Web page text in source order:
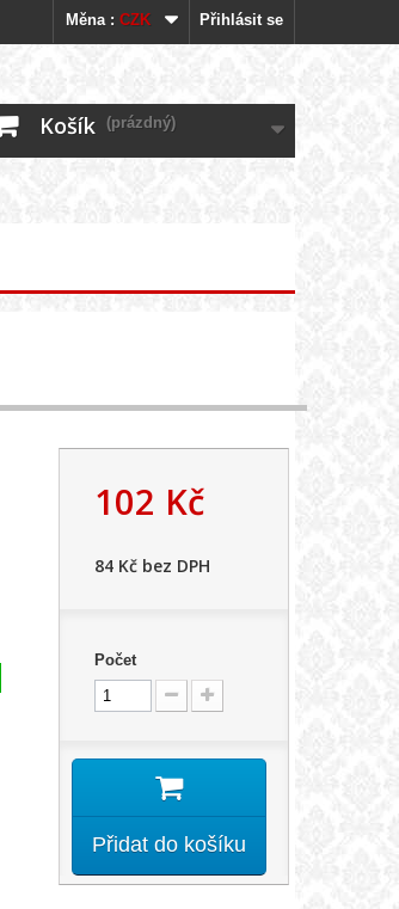
Přihlásit se
Měna : CZK
Košík (prázdný)
102 Kč
84 Kč bez DPH
Počet
Přidat do košíku